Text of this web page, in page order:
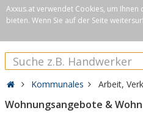
Axxus.at verwendet Cookies, um Ihnen
bieten. Wenn Sie auf der Seite
Kommunales Arbeit,
Wohnungsangebote &